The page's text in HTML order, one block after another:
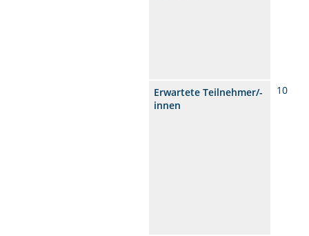
Erwartete Teilnehmer/-
innen
10